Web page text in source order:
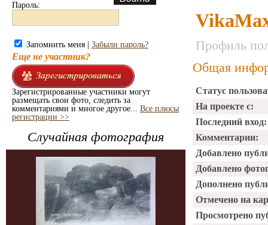
Пароль:
Запомнить меня | Забыли пароль?
Еще не участник?
Зарегистрированные участники могут
размещать свои фото, следить за
комментариями и многое другое... Все плюсы
регистрации >>
Случайная фотография
Профиль
Общая
Статус
На проекте с:
Последний вход:
Комментарии:
Добавлено
Добавлено
Дополнено
Отмечено на
Просмотрено